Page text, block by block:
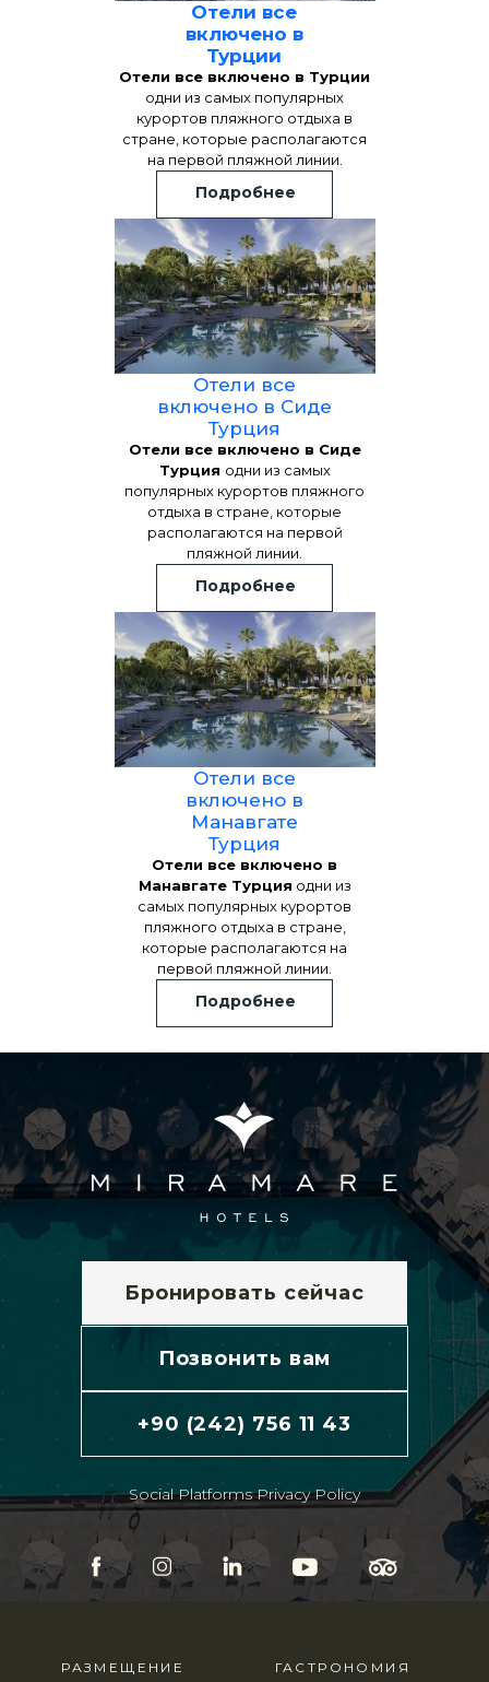
Отели все
включено в
Турции
Отели все включено в Турции
одни из самых популярных
курортов пляжного отдыха в
стране, которые располагаются
на первой пляжной линии.
Подробнее
Отели все
включено в Сиде
Турция
Отели все включено в Сиде
Турция одни из самых
популярных курортов пляжного
отдыха в стране, которые
располагаются на первой
пляжной линии.
Подробнее
Отели все
включено в
Манавгате
Турция
Отели все включено в
Манавгате Турция одни из
самых популярных курортов
пляжного отдыха в стране,
которые располагаются на
первой пляжной линии.
Подробнее
Бронировать сейчас
Позвонить вам
+90 (242) 756 11 43
РАЗМЕЩЕНИЕ ГАСТРОНОМИЯ
Social Platforms Privacy Policy